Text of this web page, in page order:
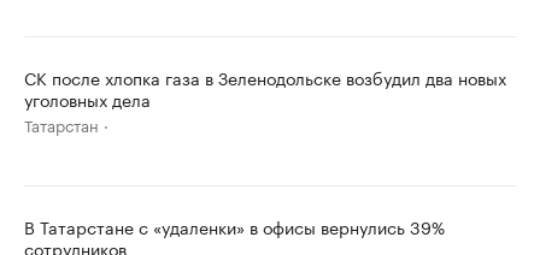
СК после хлопка газа в Зеленодольске возбудил два новых
уголовных дела
Татарстан
В Татарстане с «удаленки» в офисы вернулись 39%
сотрудников